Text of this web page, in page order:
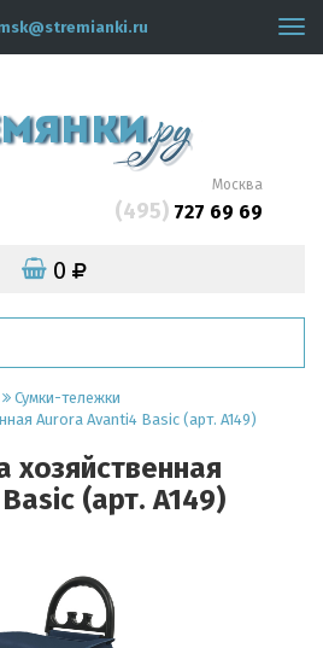
Москва
(495)727 69 69
0
Сумки-тележки
Aurora Avanti4 Basic (арт. A149)
хозяйственная
(арт. A149)